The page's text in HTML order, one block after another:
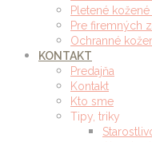
Pletené
Pre firemných
Ochranné
KONTAKT
Predajňa
Kontakt
Kto sme
Tipy, triky